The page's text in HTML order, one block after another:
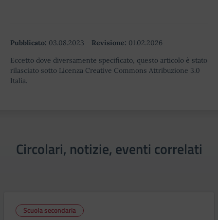
Pubblicato: 03.08.2023 - Revisione: 01.02.2026
Eccetto dove diversamente specificato, questo articolo è stato
rilasciato sotto Licenza Creative Commons Attribuzione 3.0
Italia.
Circolari, notizie, eventi correlati
Scuola secondaria